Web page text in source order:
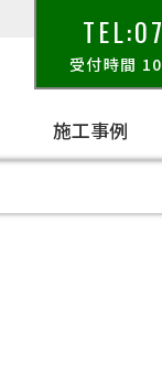
受付時間
施工事例